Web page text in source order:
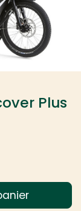
Plus